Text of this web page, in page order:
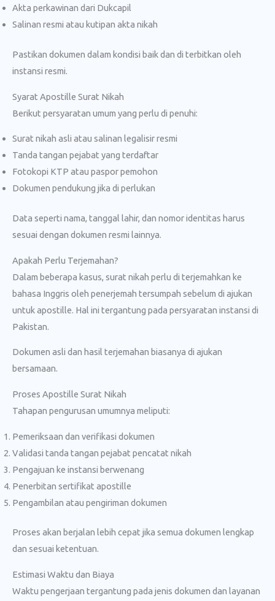
Akta perkawinan dari Dukcapil
Salinan resmi atau kutipan akta nikah
Pastikan dokumen dalam kondisi baik dan di terbitkan oleh
instansi resmi.
Syarat Apostille Surat Nikah
Berikut persyaratan umum yang perlu di penuhi:
Surat nikah asli atau salinan legalisir resmi
Tanda tangan pejabat yang terdaftar
Fotokopi KTP atau paspor pemohon
Dokumen pendukung jika di perlukan
Data seperti nama, tanggal lahir, dan nomor identitas harus
sesuai dengan dokumen resmi lainnya.
Apakah Perlu Terjemahan?
Dalam beberapa kasus, surat nikah perlu di terjemahkan ke
bahasa Inggris oleh penerjemah tersumpah sebelum di ajukan
untuk apostille. Hal ini tergantung pada persyaratan instansi di
Pakistan.
Dokumen asli dan hasil terjemahan biasanya di ajukan
bersamaan.
Proses Apostille Surat Nikah
Tahapan pengurusan umumnya meliputi:
Pemeriksaan dan verifikasi dokumen
Validasi tanda tangan pejabat pencatat nikah
Pengajuan ke instansi berwenang
Penerbitan sertifikat apostille
Pengambilan atau pengiriman dokumen
Proses akan berjalan lebih cepat jika semua dokumen lengkap
dan sesuai ketentuan.
Estimasi Waktu dan Biaya
Waktu pengerjaan tergantung pada jenis dokumen dan layanan